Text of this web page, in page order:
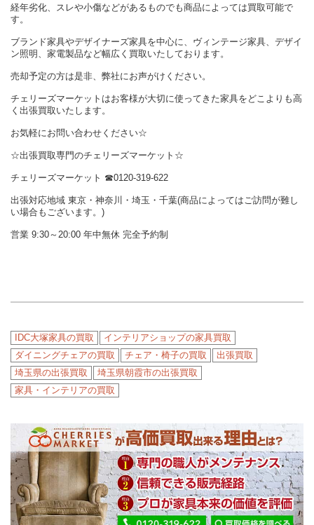
経年劣化、スレや小傷などがあるものでも商品によっては買取可能で
す。
ブランド家具やデザイナーズ家具を中心に、ヴィンテージ家具、デザイ
ン照明、家電製品など幅広く買取いたしております。
売却予定の方は是非、弊社にお声がけください。
チェリーズマーケットはお客様が大切に使ってきた家具をどこよりも高
く出張買取いたします。
お気軽にお問い合わせください☆
☆出張買取専門のチェリーズマーケット☆
チェリーズマーケット ☎︎0120-319-622
出張対応地域 東京・神奈川・埼玉・千葉(商品によってはご訪問が難し
い場合もございます。)
営業 9:30～20:00 年中無休 完全予約制
IDC大塚家具の買取
インテリアショップの家具買取
ダイニングチェアの買取
チェア・椅子の買取
出張買取
埼玉県の出張買取
埼玉県朝霞市の出張買取
家具・インテリアの買取